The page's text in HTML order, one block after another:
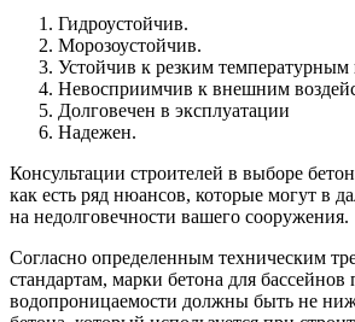
Гидроустойчив.
Морозоустойчив.
Устойчив к резким температурным
Невосприимчив к внешним
Долговечен в эксплуатации
Надежен.
Консультации строителей в выборе
как есть ряд нюансов, которые могут в
на недолговечности вашего сооружения.
Согласно определенным техническим
стандартам, марки бетона для бассейнов
водопроницаемости должны быть не